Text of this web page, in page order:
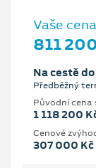
Vaše
811
Na cestě do
Předběžný
Původní cena
1 118 200
Cenové
307 000 Kč